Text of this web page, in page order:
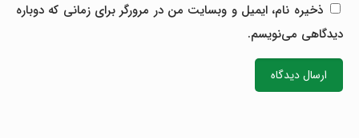
ذخیره نام، ایمیل و وبسایت من در مرورگر برای زمانی که دوباره
دیدگاهی می‌نویسم.